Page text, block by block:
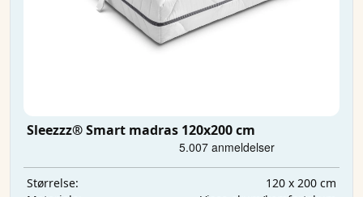
Sleezzz® Smart madras 120x200 cm
Størrelse:
120 x 200 cm